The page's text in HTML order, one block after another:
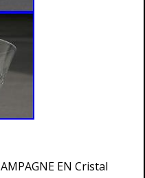
EN Cristal